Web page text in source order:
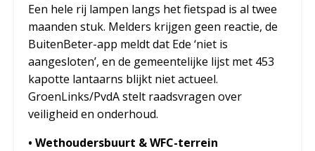
Een hele rij lampen langs het fietspad is al twee
maanden stuk. Melders krijgen geen reactie, de
BuitenBeter-app meldt dat Ede ‘niet is
aangesloten’, en de gemeentelijke lijst met 453
kapotte lantaarns blijkt niet actueel.
GroenLinks/PvdA stelt raadsvragen over
veiligheid en onderhoud.
• Wethoudersbuurt & WFC-terrein